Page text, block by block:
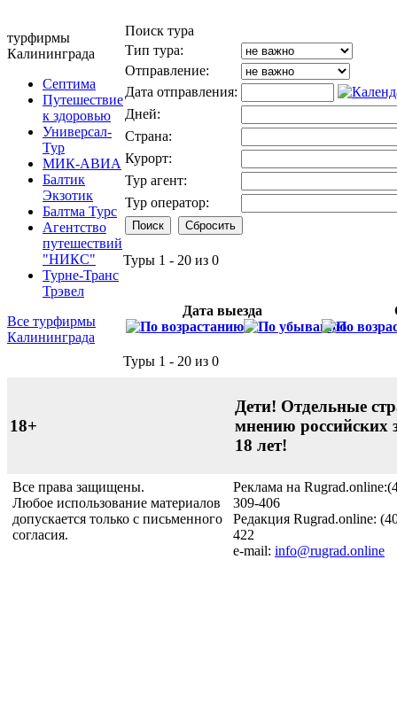
турфирмы
Калининграда
Септима
Путешествие
к здоровью
Универсал-
Тур
МИК-АВИА
Балтик
Экзотик
Балтма Турс
Агентство
путешествий
"НИКС"
Турне-Транс
Трэвел
Все турфирмы
Калининграда
Поиск тура
Тип тура:
Отправление:
Дата отправления:
Дней:
Страна:
Курорт:
Тур агент:
Тур оператор:
Туры 1 - 20 из 0
Дата выезда
Туры 1 - 20 из 0
18+
Дети! Отдельные
мнению российских
18 лет!
Все права защищены.
Любое использование материалов
допускается только с письменного
согласия.
Реклама на
309-406
Редакция Rugrad.online:
422
e-mail: info@rugrad.online